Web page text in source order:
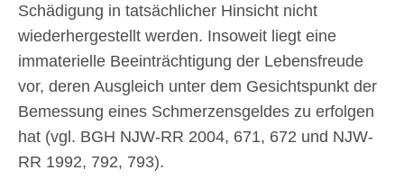
Schädigung in tatsächlicher Hinsicht nicht
wiederhergestellt werden. Insoweit liegt eine
immaterielle Beeinträchtigung der Lebensfreude
vor, deren Ausgleich unter dem Gesichtspunkt der
Bemessung eines Schmerzensgeldes zu erfolgen
hat (vgl. BGH NJW-RR 2004, 671, 672 und NJW-
RR 1992, 792, 793).